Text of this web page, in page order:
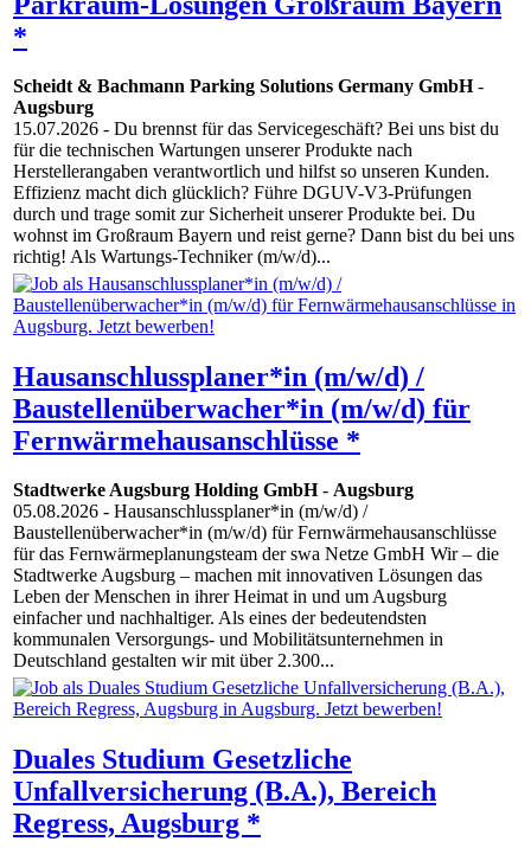
*
Scheidt & Bachmann Parking Solutions Germany GmbH-
Augsburg
15.07.2026 - Du brennst für das Servicegeschäft? Bei uns bist du
für die technischen Wartungen unserer Produkte nach
Herstellerangaben verantwortlich und hilfst so unseren Kunden.
Effizienz macht dich glücklich? Führe DGUV-V3-Prüfungen
durch und trage somit zur Sicherheit unserer Produkte bei. Du
wohnst im Großraum Bayern und reist gerne? Dann bist du bei uns
richtig! Als Wartungs-Techniker (m/w/d)...
Hausanschlussplaner*in (m/w/d) /
Baustellenüberwacher*in (m/w/d) für
Fernwärmehausanschlüsse *
Stadtwerke Augsburg Holding GmbH- Augsburg
05.08.2026 - Hausanschlussplaner*in (m/w/d) /
Baustellenüberwacher*in (m/w/d) für Fernwärmehausanschlüsse
für das Fernwärmeplanungsteam der swa Netze GmbH Wir – die
Stadtwerke Augsburg – machen mit innovativen Lösungen das
Leben der Menschen in ihrer Heimat in und um Augsburg
einfacher und nachhaltiger. Als eines der bedeutendsten
kommunalen Versorgungs- und Mobilitätsunternehmen in
Deutschland gestalten wir mit über 2.300...
Duales Studium Gesetzliche
Unfallversicherung (B.A.), Bereich
Regress, Augsburg *